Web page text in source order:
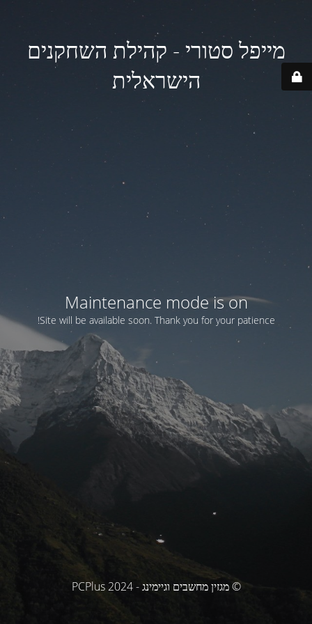
מייפל סטורי - קהילת השחקנים
הישראלית
Maintenance mode is on
Site will be available soon. Thank you for your patience!
© מגזין מחשבים וגיימינג - PCPlus 2024